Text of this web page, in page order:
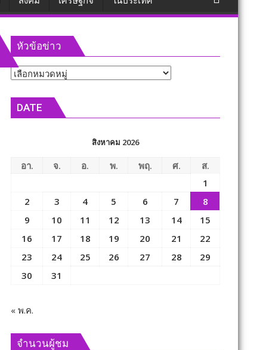
หัวข้อข่าว
หัวข้อ
DATE
สิงหาคม 2026
อา. จ. อ. พ. พฤ. ศ.
ส.
1
2
3 4 5 6 7
8
9
10 11 12 13 14
15
16
17 18 19 20 21
22
23
24 25 26 27 28
29
30
31
« พ.ค.
จำนวนผู้ชม